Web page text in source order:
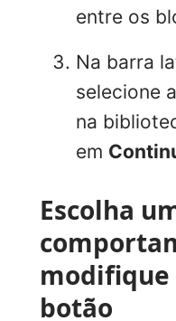
entre os
Na barra
selecione
na
em
Escolha
modifique
botão